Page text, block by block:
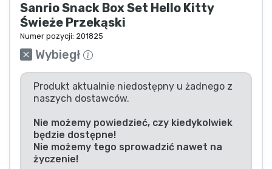
Sanrio Snack Box Set Hello Kitty
Świeże Przekąski
Numer pozycji: 201825
Wybiegł
Produkt aktualnie niedostępny u żadnego z
naszych dostawców.
Nie możemy powiedzieć, czy kiedykolwiek
będzie dostępne!
Nie możemy tego sprowadzić nawet na
życzenie!
Rzeczy sportowe
Rzeczy muzyczne
Typy produktów
Marki